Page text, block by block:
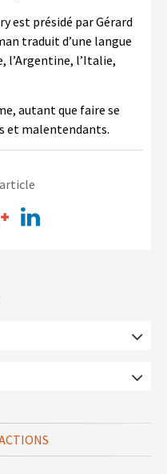
est présidé par Gérard
traduit d’une langue
l’Argentine, l’Italie,
autant que faire se
et malentendants.